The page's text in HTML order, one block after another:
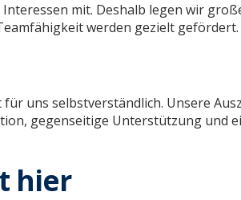
mit. Deshalb legen wir
werden gezielt gefördert.
uns selbstverständlich. Unsere
gegenseitige Unterstützung und
hier